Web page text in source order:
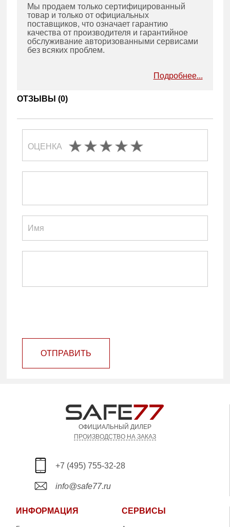
Мы продаем только сертифицированный
товар и только от официальных
поставщиков, что означает гарантию
качества от производителя и гарантийное
обслуживание авторизованными сервисами
без всяких проблем.
Подробнее...
ОТЗЫВЫ (0)
ОЦЕНКА
ОТПРАВИТЬ
ОФИЦИАЛЬНЫЙ ДИЛЕР
ПРОИЗВОДСТВО НА ЗАКАЗ
+7 (495) 755-32-28
info@safe77.ru
ИНФОРМАЦИЯ СЕРВИСЫ